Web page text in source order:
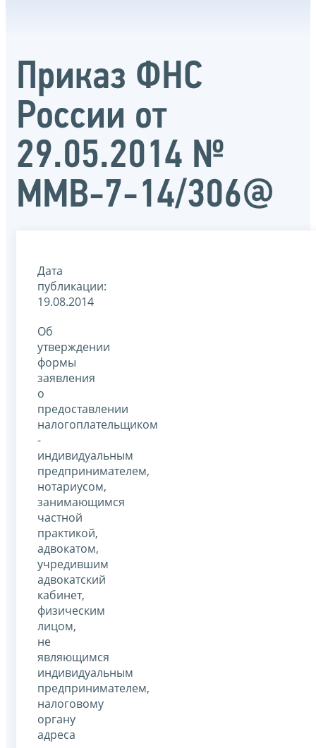
Приказ ФНС
России от
29.05.2014 №
ММВ-7-14/306@
Дата
публикации:
19.08.2014
Об
утверждении
формы
заявления
о
предоставлении
налогоплательщиком
-
индивидуальным
предпринимателем,
нотариусом,
занимающимся
частной
практикой,
адвокатом,
учредившим
адвокатский
кабинет,
физическим
лицом,
не
являющимся
индивидуальным
предпринимателем,
налоговому
органу
адреса